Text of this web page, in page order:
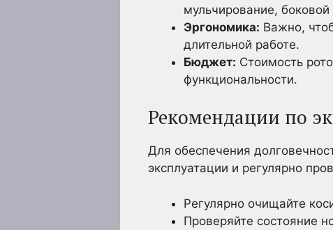
мульчирование,
Эргономика: Важно,
длительной работе.
Бюджет: Стоимость
функциональности.
Рекомендации по
Для обеспечения
эксплуатации и регулярно
Регулярно очищайте
Проверяйте состояние